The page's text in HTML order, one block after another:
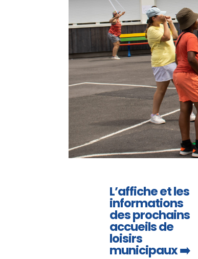
L’affiche et les
informations
des prochains
accueils de
loisirs
municipaux ➡️